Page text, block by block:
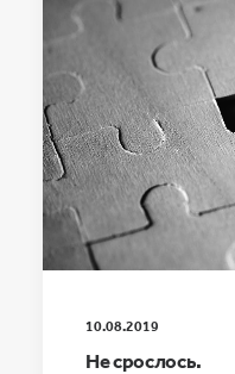
10.08.2019
Не срослось.